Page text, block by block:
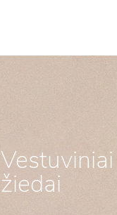
Vestuviniai
žiedai